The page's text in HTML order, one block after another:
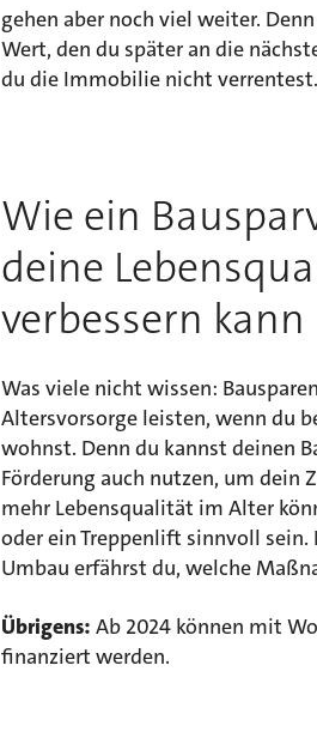
gehen aber noch viel weiter.
Wert, den du später an die
du die Immobilie nicht verrentest.
Wie ein
deine
verbessern kann
Was viele nicht wissen:
Altersvorsorge leisten, wenn du
wohnst. Denn du kannst deinen
Förderung auch nutzen, um dein
mehr Lebensqualität im Alter
oder ein Treppenlift sinnvoll
Umbau erfährst du, welche
Übrigens: Ab 2024 können mit
finanziert werden.